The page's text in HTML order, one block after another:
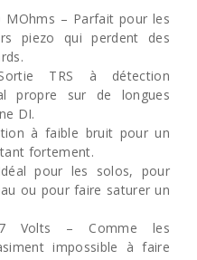
MOhms – Parfait pour les
piezo qui perdent des
TRS à détection
propre sur de longues
DI.
à faible bruit pour un
fortement.
pour les solos, pour
ou pour faire saturer un
Volts – Comme les
impossible à faire